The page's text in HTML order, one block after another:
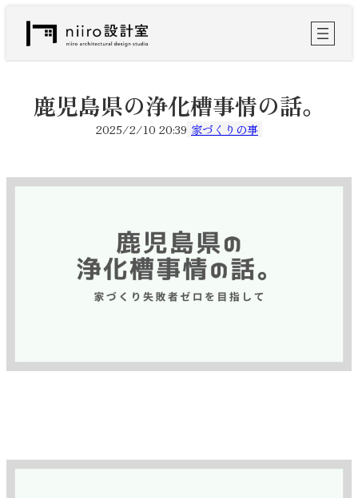
ス
鹿児島県の浄化槽事情の話。
2025/2/10 20:39 家づくりの事